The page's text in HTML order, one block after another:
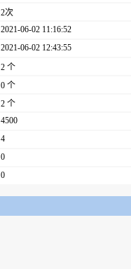
2次
2021-06-02 11:16:52
2021-06-02 12:43:55
2 个
0 个
2 个
4500
4
0
0